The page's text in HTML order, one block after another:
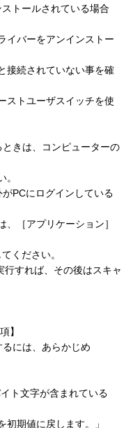
トールされている場合
バーをアンインストー
続されていない事を確
ストユーザスイッチを使
きは、コンピューターの
PCにログインしている
［アプリケーション］
ください。
すれば、その後はスキャ
】
には、あらかじめ